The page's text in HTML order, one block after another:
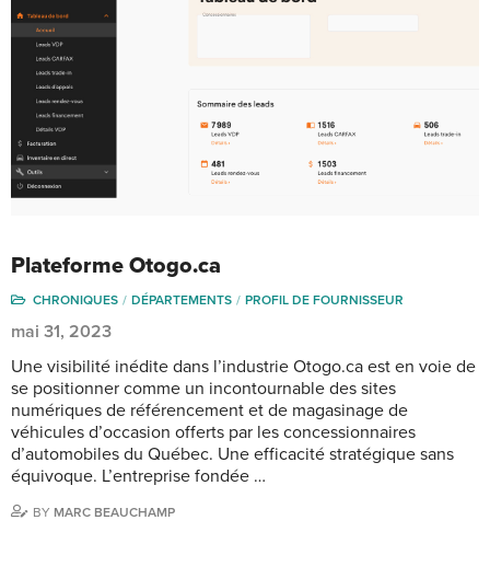
Plateforme Otogo.ca
CHRONIQUES DÉPARTEMENTS PROFIL DE FOURNISSEUR
mai 31, 2023
Une visibilité inédite dans l’industrie Otogo.ca est en voie de
se positionner comme un incontournable des sites
numériques de référencement et de magasinage de
véhicules d’occasion offerts par les concessionnaires
d’automobiles du Québec. Une efficacité stratégique sans
équivoque. L’entreprise fondée …
BY MARC BEAUCHAMP